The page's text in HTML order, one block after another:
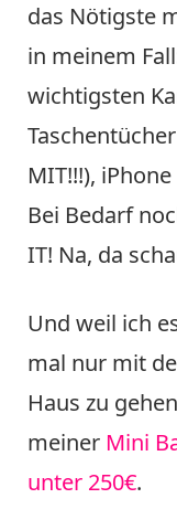
das Nötigste
in meinem
wichtigsten
MIT!!!),
Bei Bedarf
IT! Na, da
Und weil ich
mal nur mit
Haus zu
meiner Mini
unter 250€.